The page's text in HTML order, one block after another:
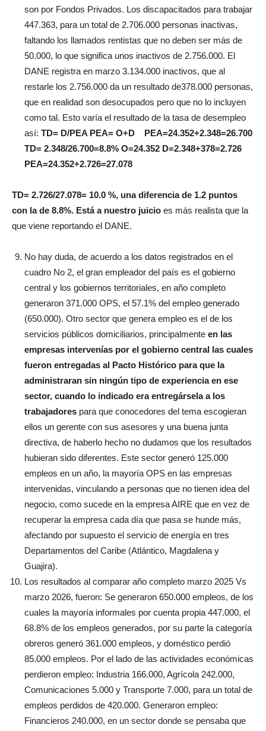
son por Fondos Privados. Los discapacitados para trabajar
447.363, para un total de 2.706.000 personas inactivas,
faltando los llamados rentistas que no deben ser más de
50.000, lo que significa unos inactivos de 2.756.000. El
DANE registra en marzo 3.134.000 inactivos, que al
restarle los 2.756.000 da un resultado de378.000 personas,
que en realidad son desocupados pero que no lo incluyen
como tal. Esto varía el resultado de la tasa de desempleo
así: TD= D/PEA PEA= O+D PEA=24.352+2.348=26.700
TD= 2.348/26.700=8.8% O=24.352 D=2.348+378=2.726
PEA=24.352+2.726=27.078
TD= 2.726/27.078= 10.0 %, una diferencia de 1.2 puntos
con la de 8.8%. Está a nuestro juicio es más realista que la
que viene reportando el DANE.
No hay duda, de acuerdo a los datos registrados en el
cuadro No 2, el gran empleador del país es el gobierno
central y los gobiernos territoriales, en año completo
generaron 371.000 OPS, el 57.1% del empleo generado
(650.000). Otro sector que genera empleo es el de los
servicios públicos domiciliarios, principalmente en las
empresas intervenías por el gobierno central las cuales
fueron entregadas al Pacto Histórico para que la
administraran sin ningún tipo de experiencia en ese
sector, cuando lo indicado era entregársela a los
trabajadores para que conocedores del tema escogieran
ellos un gerente con sus asesores y una buena junta
directiva, de haberlo hecho no dudamos que los resultados
hubieran sido diferentes. Este sector generó 125.000
empleos en un año, la mayoría OPS en las empresas
intervenidas, vinculando a personas que no tienen idea del
negocio, como sucede en la empresa AIRE que en vez de
recuperar la empresa cada día que pasa se hunde más,
afectando por supuesto el servicio de energía en tres
Departamentos del Caribe (Atlántico, Magdalena y
Guajira).
Los resultados al comparar año completo marzo 2025 Vs
marzo 2026, fueron: Se generaron 650.000 empleos, de los
cuales la mayoría informales por cuenta propia 447.000, el
68.8% de los empleos generados, por su parte la categoría
obreros generó 361.000 empleos, y doméstico perdió
85.000 empleos. Por el lado de las actividades económicas
perdieron empleo: Industria 166.000, Agrícola 242.000,
Comunicaciones 5.000 y Transporte 7.000, para un total de
empleos perdidos de 420.000. Generaron empleo:
Financieros 240.000, en un sector donde se pensaba que